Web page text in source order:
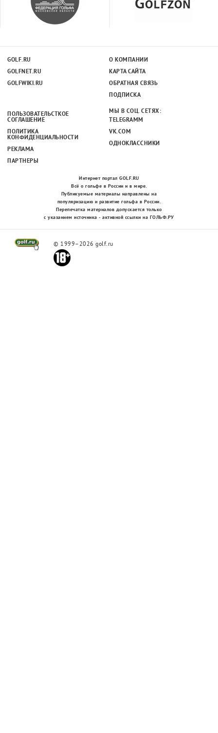
GOLF.RU
GOLFNET.RU
GOLFWIKI.RU
О КОМПАНИИ
КАРТА САЙТА
ОБРАТНАЯ СВЯЗЬ
ПОДПИСКА
ПОЛЬЗОВАТЕЛЬСТКОЕ
СОГЛАШЕНИЕ
ПОЛИТИКА
КОНФИДЕНЦИАЛЬНОСТИ
РЕКЛАМА
ПАРТНЕРЫ
МЫ В СОЦ. СЕТЯХ:
TELEGRAMM
VK.COM
ОДНОКЛАССНИКИ
Интернет портал GOLF.RU
Всё о гольфе в России и в мире.
Публикуемые материалы направлены на
популяризацию и развитие гольфа в России.
Перепечатка материалов допускается только
с указанием источника - активной ссылки на ГОЛЬФ.РУ
© 1999–2026 golf.ru